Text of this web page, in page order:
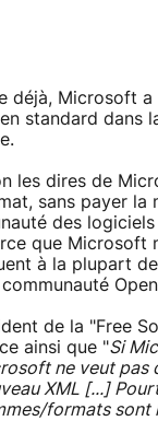
déjà, Microsoft
standard dans
les dires de
sans payer
des
que
à la plupart
de la "Free
ainsi que "Si
ne veut
XML [...]
formats